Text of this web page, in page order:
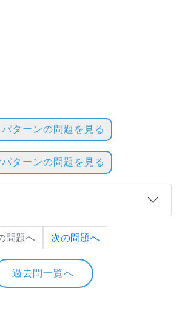
ターンの問題を見る
ターンの問題を見る
問題へ 次の問題へ
過去問一覧へ